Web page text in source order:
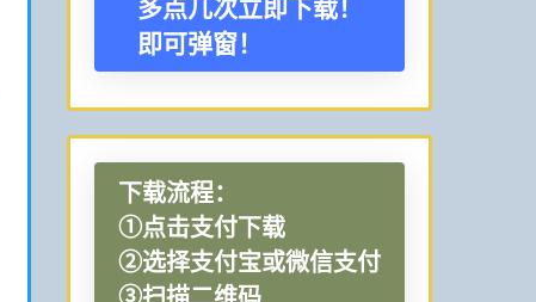
多点几次立即下载！
即可弹窗！
下载流程：
①点击支付下载
②选择支付宝或微信支付